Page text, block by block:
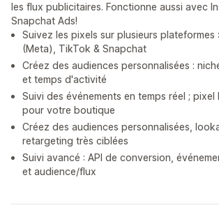
les flux publicitaires. Fonctionne aussi avec
Snapchat Ads!
Suivez les pixels sur plusieurs plateformes
(Meta), TikTok & Snapchat
Créez des audiences personnalisées :
et temps d'activité
Suivi des événements en temps réel ;
pour votre boutique
Créez des audiences personnalisées,
retargeting très ciblées
Suivi avancé : API de conversion,
et audience/flux